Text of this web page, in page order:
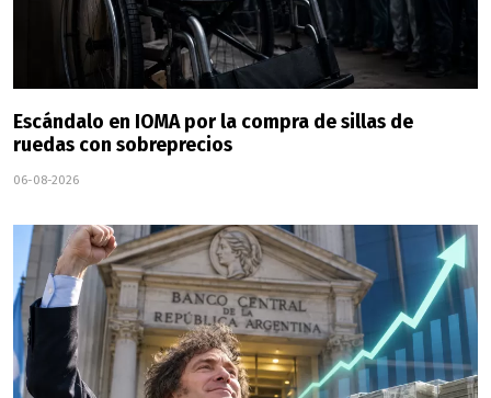
Escándalo en IOMA por la compra de sillas de
ruedas con sobreprecios
06-08-2026